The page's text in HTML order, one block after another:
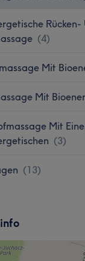
Rücken-
(4)
Mit
Mit
Mit
(3)
(13)